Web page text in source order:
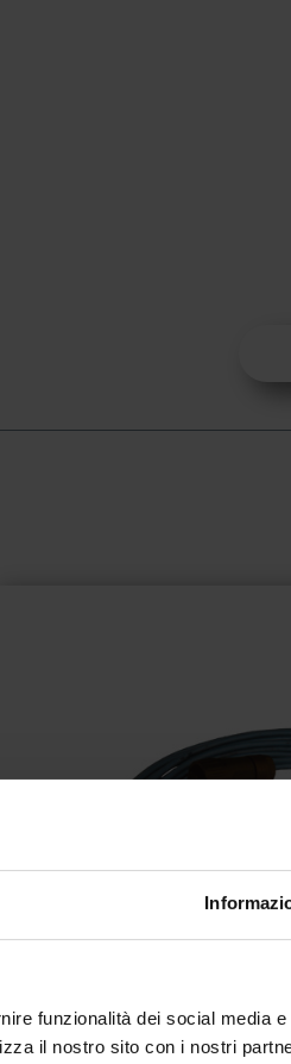
funzionalità dei social media
il nostro sito con i nostri